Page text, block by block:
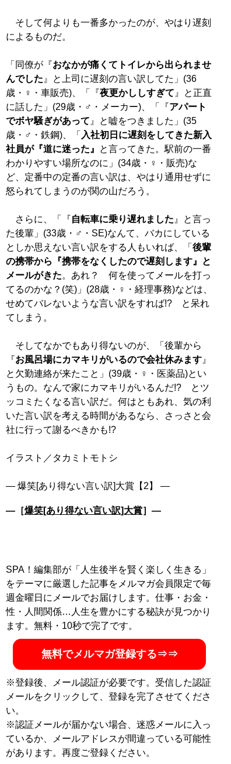
そして何よりも一番多かったのが、やはり遅刻
によるものだ。
「同僚が『おなかが痛くてトイレから出られませ
んでした 』と上司に遅刻の言い訳してた」(36
歳・♀・車販売)、「『夜更かししすぎて 』と正直
に話した」(29歳・♂・メーカー)、「『アパート
でボヤ騒ぎがあって 』と嘘をつきました」(35
歳・♂・鉄鋼)、「 入社初日に遅刻をしてきた新入
社員が『道に迷った』
と言ってきた。駅前の一番
わかりやすい場所なのに」(34歳・♀・販売)な
ど、定番中の定番の言い訳は、やはり通用せずに
怒られてしまうのが関の山だろう。
さらに、「『自転車に乗り遅れました 』と言っ
た後輩」(33歳・♂・SE)なんて、バカにしている
としか思えない言い訳をする人もいれば、「 後輩
の携帯から『携帯をなくしたので遅刻します』と
メールがきた。あれ？ 何を使ってメールを打っ
てるのかな？(笑)」(28歳・♀・経理事務)などは、
せめてバレないような言い訳をすれば!? と呆れ
てしまう。
そしてなかでもあり得ないのが、「後輩から
『お風呂場にカマキリがいるので会社休みます 』
と欠勤連絡が来たこと」(39歳・♀・医薬品)とい
うもの。なんで家にカマキリがいるんだ!? とツ
ッコミたくなる言い訳だ。何はともあれ、気の利
いた言い訳を考える時間があるなら、さっさと会
社に行って謝るべきかも!?
イラスト／タカミトモトシ
―［爆笑[あり得ない言い訳]大賞］―
SPA！編集部が「人生後半を賢く楽しく生きる」
をテーマに厳選した記事をメルマガ会員限定で毎
週金曜日にメールでお届けします。仕事・お金・
性・人間関係…人生を豊かにする秘訣が見つかり
ます。無料・10秒で完了です。
無料でメルマガ登録する⇒⇒
※登録後、メール認証が必要です。受信した認証
メールをクリックして、登録を完了させてくださ
い。
※認証メールが届かない場合、迷惑メールに入っ
ているか、メールアドレスが間違っている可能性
があります。再度ご登録ください。